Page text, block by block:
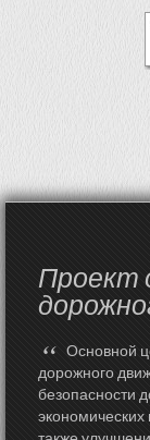
Проект
“ Основной
дорожного
безопасности
экономических